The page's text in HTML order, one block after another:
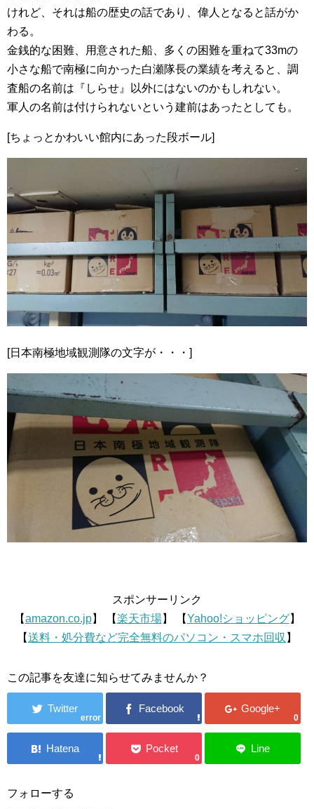
けれど、それは船の歴史の話であり、偉人となると話がか
わる。
金銭的な困難、用意された船、多くの困難を重ねて33mの
小さな船で南極に向かった白瀬隊長の業績を考えると、調
査船の名前は『しらせ』以外にはないのかもしれない。
軍人の名前は付けられないという建前はあったとしても。
[ちょっとかわいい館内にあった段ボール]
[日本南極地域観測隊の文字が・・・]
スポンサーリンク
【amazon.co.jp】 【楽天市場】 【Yahoo!ショッピング】
【送料・処分費など完全無料のパソコン・スマホ回収 】
この記事を友達に知らせてみませんか？
error 0
0
フォローする